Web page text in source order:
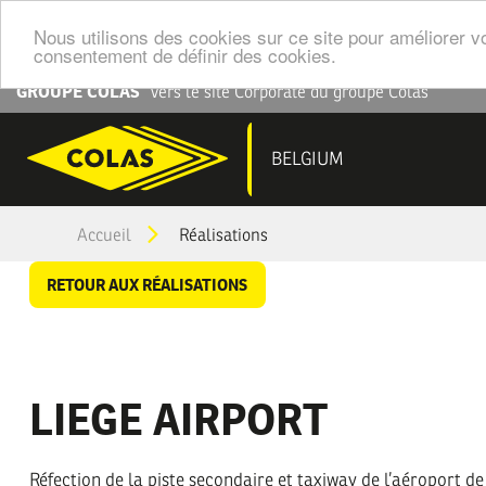
Nous utilisons des cookies sur ce site pour améliorer
consentement de définir des cookies.
Aller
au
principal
BELGIUM
GROUPE COLAS Vers le site Corporate du groupe Colas
You
are
Accueil Réalisations
RETOUR AUX RÉALISATIONS
LIEGE AIRPORT
Réfection de la piste secondaire et taxiway de l’aéroport